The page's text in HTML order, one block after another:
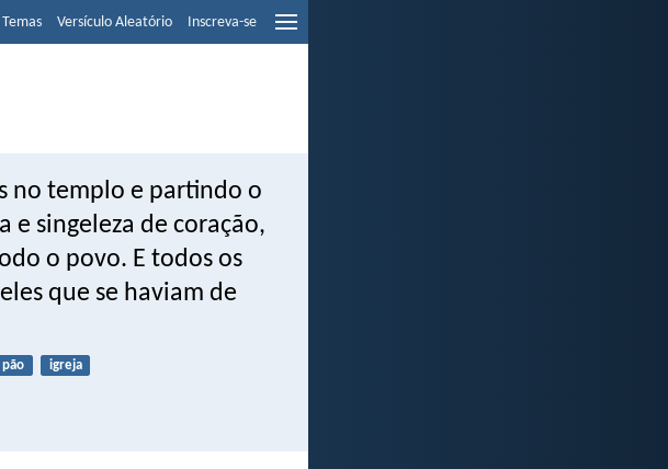
Temas Versículo Aleatório Inscreva-se
no templo e partindo o
e singeleza de coração,
o povo. E todos os
que se haviam de
pão igreja